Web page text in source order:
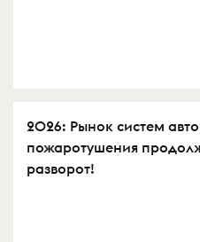
2026: Рынок систем
пожаротушения
разворот!